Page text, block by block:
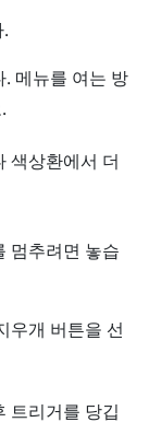
. 메뉴를 여는 방
색상환에서 더
멈추려면 놓습
우개 버튼을 선
트리거를 당깁